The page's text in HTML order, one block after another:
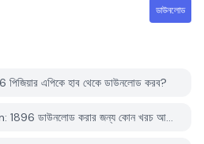
ডাউনলোড
এপিকে হাব থেকে ডাউনলোড করব?
পিজিয়ার এপিকে হাবে Noblemen: 1896 ডাউনলোড করার জন্য কোন খরচ আছে?